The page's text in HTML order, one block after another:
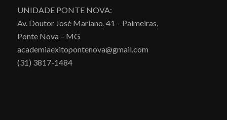
UNIDADE PONTE NOVA:
Av. Doutor José Mariano, 41 – Palmeiras,
Ponte Nova – MG
academiaexitopontenova@gmail.com
(31) 3817-1484